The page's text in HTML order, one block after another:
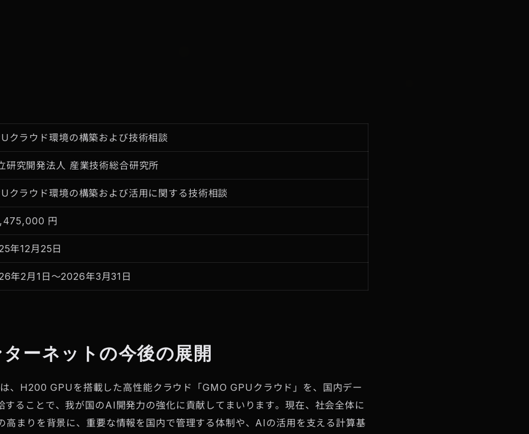
クラウド環境の構築および技術相談
研究開発法人 産業技術総合研究所
クラウド環境の構築および活用に関する技術相談
円
年12月25日
年2月1日〜2026年3月31日
ーネットの今後の展開
H200 GPUを搭載した高性能クラウド「GMO GPUクラウド」を、国内デー
することで、我が国のAI開発力の強化に貢献してまいります。現在、社会全体に
高まりを背景に、重要な情報を国内で管理する体制や、AIの活用を支える計算基